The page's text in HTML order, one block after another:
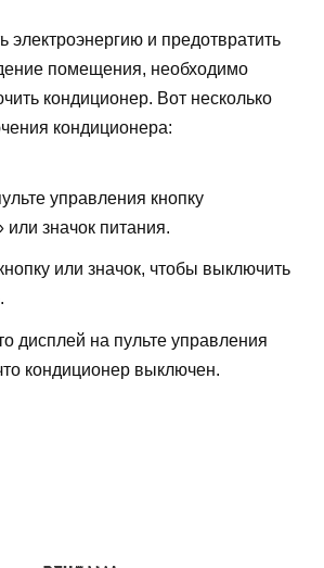
электроэнергию и предотвратить
помещения, необходимо
кондиционер. Вот несколько
кондиционера:
управления кнопку
значок питания.
или значок, чтобы выключить
дисплей на пульте управления
кондиционер выключен.